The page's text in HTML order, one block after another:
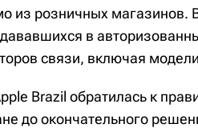
из розничных магазинов.
в
связи, включая
Brazil обратилась к
до окончательного